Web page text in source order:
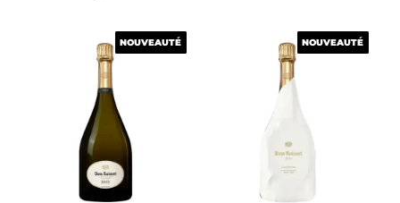
NOUVEAUTÉ
NOUVEAUTÉ NOUVEAUTÉ
NOUVEAUTÉ